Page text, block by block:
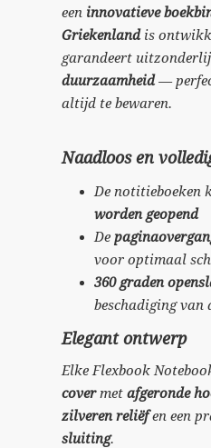
een innovatieve
Griekenlandis
garandeert
duurzaamheid—
altijd te bewaren.
Naadloos en
De notitieboeken
worden geopend
De
voor optimaal
360 graden
beschadiging van
Elegant ontwerp
Elke Flexbook
covermetafgeronde
zilveren reliëfen een
sluiting.